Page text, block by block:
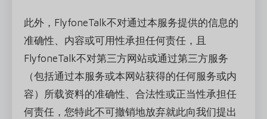
此外，FlyfoneTalk不对通过本服务提供的信息的
准确性、内容或可用性承担任何责任，且
FlyfoneTalk不对第三方网站或通过第三方服务
（包括通过本服务或本网站获得的任何服务或内
容）所载资料的准确性、合法性或正当性承担任
何责任，您特此不可撤销地放弃就此向我们提出